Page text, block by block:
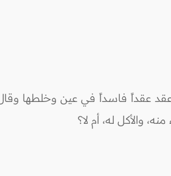
عقد عقداً فاسداً في عين وخلطها
والأكل له، أم لا؟